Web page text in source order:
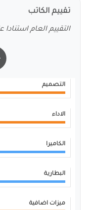
تقييم الكاتب
التقييم العام
التصميم
الاداء
الكاميرا
البطارية
ميزات اضافية